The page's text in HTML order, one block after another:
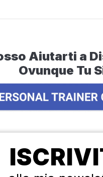
Aiutarti a
Ovunque Tu